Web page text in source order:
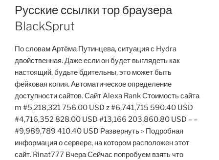
Русские ссылки тор браузера
BlackSprut
По словам Артёма Путинцева, ситуация с Hydra
двойственная. Даже если он будет выглядеть как
настоящий, будьте бдительны, это может быть
фейковая копия. Автоматическое определение
доступности сайтов. Сайт Alexa Rank Стоимость сайта
m #5,218,321 756.00 USD z #6,741,715 590.40 USD
#4,716,352 828.00 USD #13,166 203,860.80 USD – –
#9,989,789 410.40 USD Развернуть » Подробная
информация о сервере, на котором расположен этот
сайт. Rinat777 Вчера Сейчас попробуем взять что